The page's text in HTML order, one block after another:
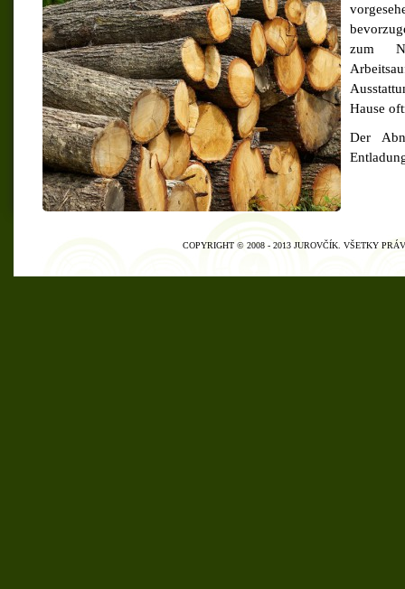
zum
Hause
Der
COPYRIGHT © 2008 - 2013 JUROVČÍK. VŠETKY